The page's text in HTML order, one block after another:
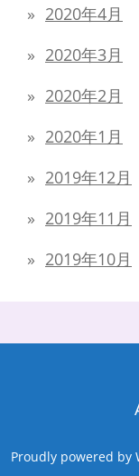
2020年4月
2020年3月
2020年2月
2020年1月
2019年12月
2019年11月
2019年10月
Proudly powered by